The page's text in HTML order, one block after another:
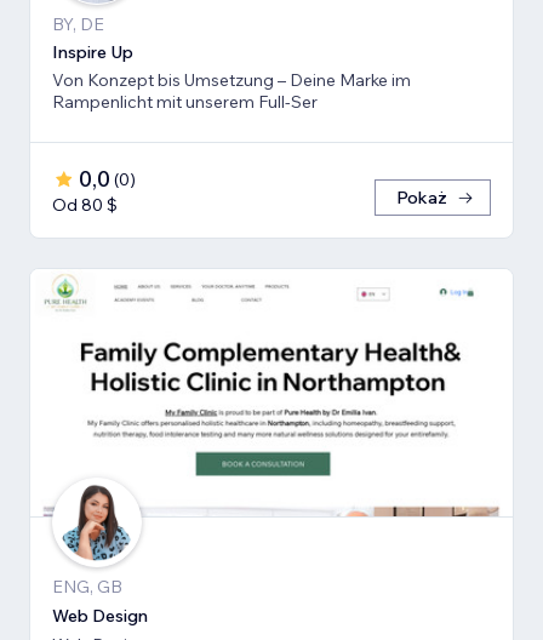
BY, DE
Inspire Up
Von Konzept bis Umsetzung – Deine Marke im
Rampenlicht mit unserem Full-Ser
0,0 (0)
Od 80 $
Pokaż
ENG, GB
Web Design